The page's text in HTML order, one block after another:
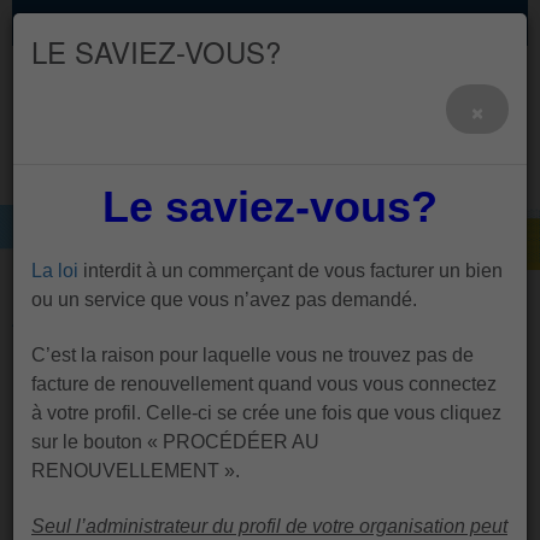
LE SAVIEZ-VOUS?
Le saviez-vous?
La loi interdit à un commerçant de vous facturer un bien
ou un service que vous n’avez pas demandé.
C’est la raison pour laquelle vous ne trouvez pas de
facture de renouvellement quand vous vous connectez
à votre profil. Celle-ci se crée une fois que vous cliquez
sur le bouton « PROCÉDÉER AU
RENOUVELLEMENT ».
Seul l’administrateur du profil de votre organisation peut
AQAIRS
Cette page n'existe pas.